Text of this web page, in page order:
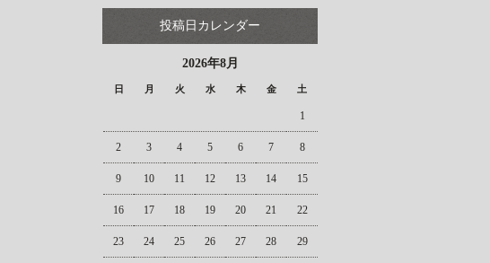
投稿日カレンダー
2026年8月
日 月 火 水 木 金 土
1
2 3 4 5 6 7 8
9 10 11 12 13 14 15
16 17 18 19 20 21 22
23 24 25 26 27 28 29